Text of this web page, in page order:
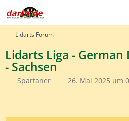
Lidarts Forum
Lidarts Liga - German
- Sachsen
Spartaner 26. Mai 2025 um